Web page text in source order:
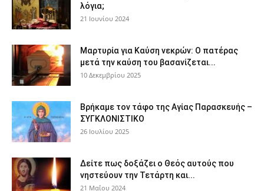
λόγια;
21 Ιουνίου 2024
Μαρτυρία για Καύση νεκρών: Ο πατέρας
μετά την καύση του βασανίζεται...
10 Δεκεμβρίου 2025
Βρήκαμε τον τάφο της Αγίας Παρασκευής –
ΣΥΓΚΛΟΝΙΣΤΙΚΟ
26 Ιουλίου 2025
Δείτε πως δοξάζει ο Θεός αυτούς που
νηστεύουν την Τετάρτη και...
21 Μαΐου 2024